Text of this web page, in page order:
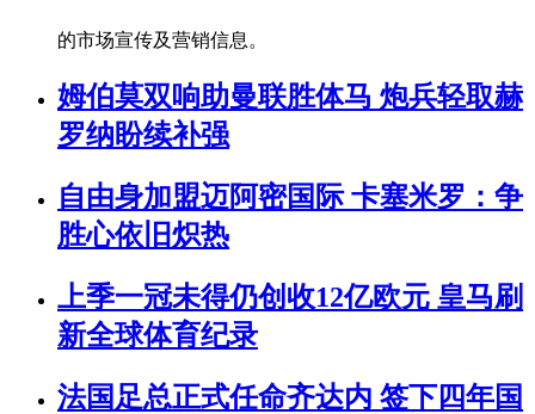
的市场宣传及营销信息。
姆伯莫双响助曼联胜体马 炮兵轻取赫
罗纳盼续补强
自由身加盟迈阿密国际 卡塞米罗：争
胜心依旧炽热
上季一冠未得仍创收12亿欧元 皇马刷
新全球体育纪录
法国足总正式任命齐达内 签下四年国